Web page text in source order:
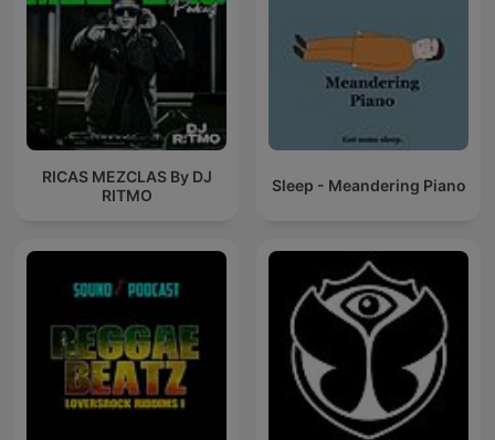
RICAS MEZCLAS By DJ
RITMO
Sleep - Meandering Piano